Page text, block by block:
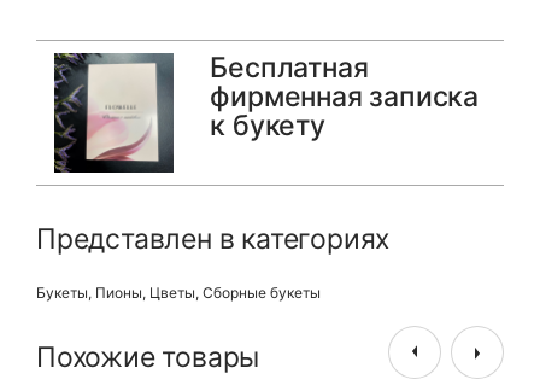
Бесплатная
фирменная записка
к букету
Представлен в категориях
Букеты, Пионы, Цветы, Сборные букеты
Похожие товары